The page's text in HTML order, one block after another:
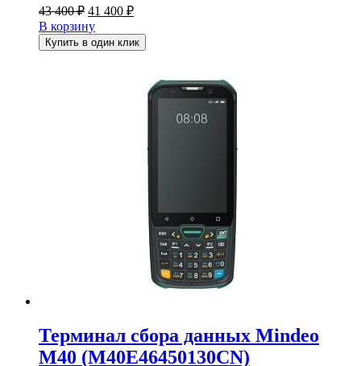
43 400₽ Первоначальная
цена
составляла
43
41 400 ₽Текущая
41
400 ₽.
В корзину
Купить в один клик
Терминал сбора данных Mindeo
M40 (M40E46450130CN)